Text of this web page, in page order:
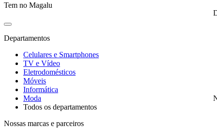
Tem no Magalu
Departamentos
Celulares e Smartphones
TV e Vídeo
Eletrodomésticos
Móveis
Informática
Moda
Todos os departamentos
Nossas marcas e parceiros